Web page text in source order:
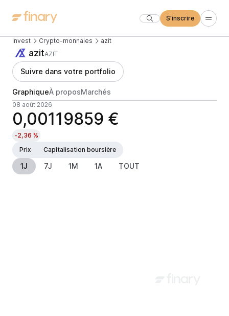
S'inscrire
Invest Crypto-monnaies azit
azitAZIT
Suivre dans votre portfolio
GraphiqueÀ proposMarchés
08 août 2026
0,00119859 €
-2,36 %
Prix
Capitalisation boursière
1J 7J 1M 1A TOUT